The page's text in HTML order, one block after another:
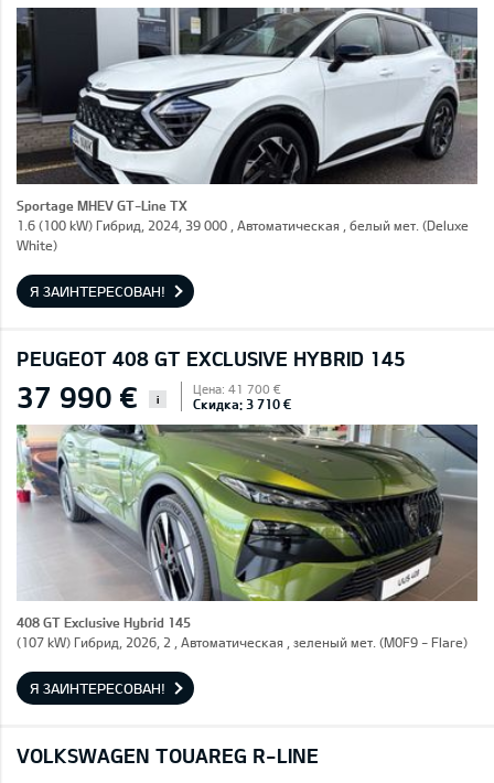
Sportage MHEV GT-Line TX
1.6 (100 kW) Гибрид, 2024, 39 000 , Автоматическая , белый мет. (Deluxe
White)
Я ЗАИНТЕРЕСОВАН!
PEUGEOT 408 GT EXCLUSIVE HYBRID 145
37 990 € i
Цена: 41 700 €
Скидка: 3 710 €
408 GT Exclusive Hybrid 145
(107 kW) Гибрид, 2026, 2 , Автоматическая , зеленый мет. (M0F9 - Flare)
Я ЗАИНТЕРЕСОВАН!
VOLKSWAGEN TOUAREG R-LINE